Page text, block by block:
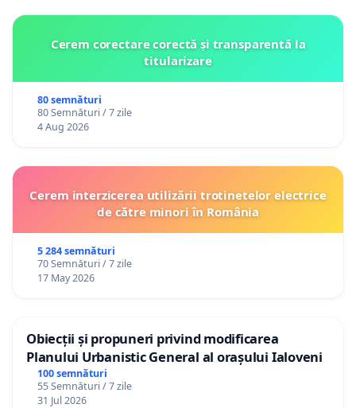
Cerem corectare corectă și transparentă la
titularizare
80 semnături
80 Semnături / 7 zile
4 Aug 2026
Cerem interzicerea utilizării trotinetelor electrice
de către minori în România
5 284 semnături
70 Semnături / 7 zile
17 May 2026
Obiecții și propuneri privind modificarea
Planului Urbanistic General al orașului Ialoveni
100 semnături
55 Semnături / 7 zile
31 Jul 2026